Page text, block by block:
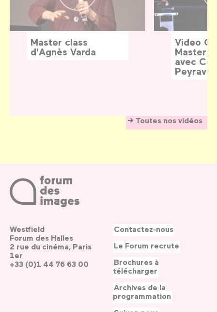
Toutes nos vidéos
Master class
d'Agnès Varda
Video
avec
Westfield
Forum des Halles
2 rue du cinéma, Paris
1er
+33 (0)1 44 76 63 00
Contactez-nous
Le Forum recrute
Brochures à
télécharger
Archives de la
programmation